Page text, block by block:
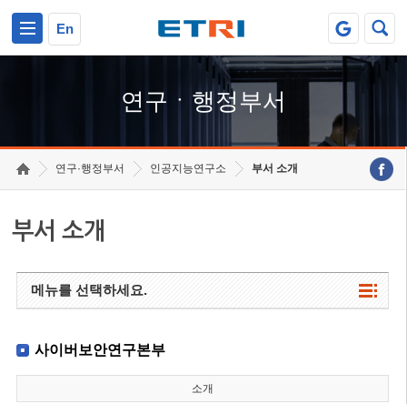
En
연구ㆍ행정부서
연구·행정부서 인공지능연구소 부서 소개
부서 소개
메뉴를 선택하세요.
사이버보안연구본부
소개